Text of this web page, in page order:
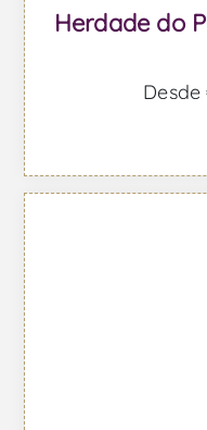
Herdade do
Desde